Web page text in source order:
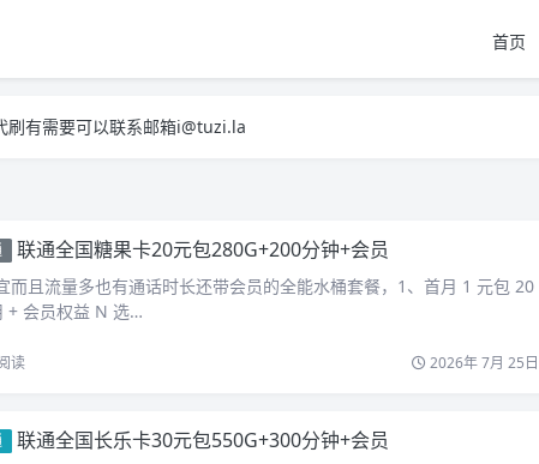
首页
刷有需要可以联系邮箱i@tuzi.la
刷有需要可以联系邮箱i@tuzi.la
联通全国糖果卡20元包280G+200分钟+会员
而且流量多也有通话时长还带会员的全能水桶套餐，1、首月 1 元包 20
+ 会员权益 N 选…
读 2026年 7月 25日
联通全国长乐卡30元包550G+300分钟+会员